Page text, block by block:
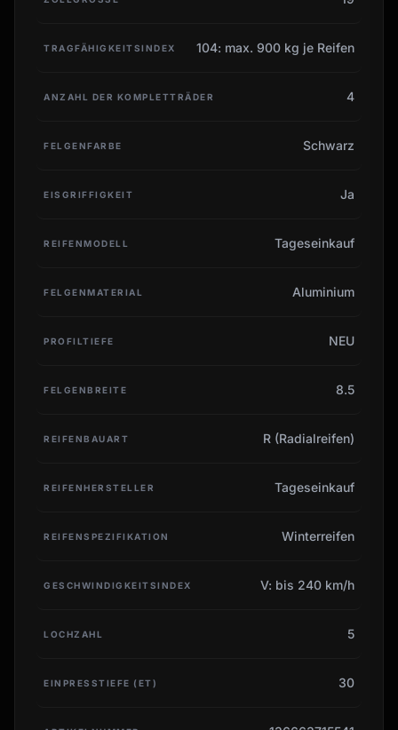
TRAGFÄHIGKEITSINDEX 104: max. 900 kg je Reifen
ANZAHL DER KOMPLETTRÄDER 4
FELGENFARBE Schwarz
EISGRIFFIGKEIT Ja
REIFENMODELL Tageseinkauf
FELGENMATERIAL Aluminium
PROFILTIEFE NEU
FELGENBREITE 8.5
REIFENBAUART R (Radialreifen)
REIFENHERSTELLER Tageseinkauf
REIFENSPEZIFIKATION Winterreifen
GESCHWINDIGKEITSINDEX V: bis 240 km/h
LOCHZAHL 5
EINPRESSTIEFE (ET) 30